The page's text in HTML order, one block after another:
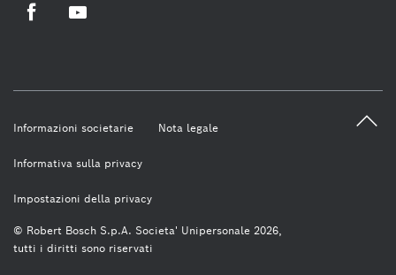
© Robert Bosch S.p.A. Societa' Unipersonale 2026,
tutti i diritti sono riservati
Informazioni societarie Nota legale
Informativa sulla privacy
Impostazioni della privacy